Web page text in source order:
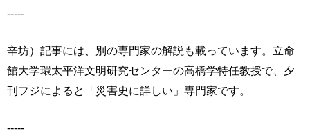
-----
辛坊）記事には、別の専門家の解説も載っています。立命
館大学環太平洋文明研究センターの高橋学特任教授で、夕
刊フジによると「災害史に詳しい」専門家です。
-----